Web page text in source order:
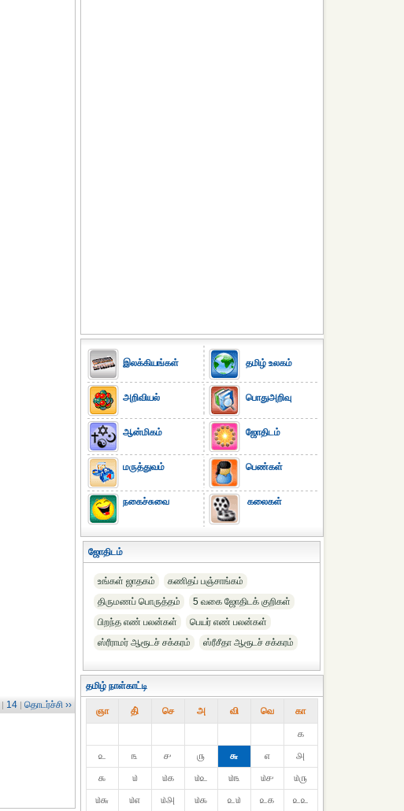
| 14 | தொடர்ச்சி ››
இலக்கியங்கள்
அறிவியல்
ஆன்மிகம்
மருத்துவம்
நகைச்சுவை
தமிழ் உலகம்
பொதுஅறிவு
ஜோதிடம்
பெண்கள்
கலைகள்
ஜோதிடம்
உங்கள் ஜாதகம்
கணிதப் பஞ்சாங்கம்
திருமணப் பொருத்தம்
5 வகை ஜோதிடக் குறிகள்
பிறந்த எண் பலன்கள்
பெயர் எண் பலன்கள்
ஸ்ரீராமர் ஆரூடச் சக்கரம்
ஸ்ரீசீதா ஆரூடச் சக்கரம்
தமிழ் நாள்காட்டி
ஞா தி் செ அ வி வெ கா
௧
௨
௩ ௪ ௫ ௬ ௭
௮
௯
௰ ௰௧ ௰௨ ௰௩ ௰௪
௰௫
௰௬
௰௭ ௰௮ ௰௯ ௨௰ ௨௧
௨௨